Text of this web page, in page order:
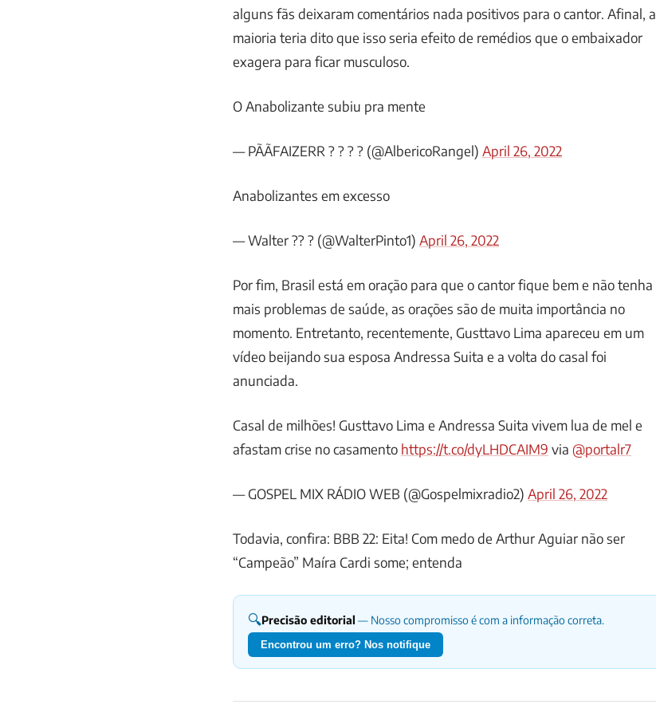
alguns fãs deixaram comentários nada positivos para o cantor. Afinal, a
maioria teria dito que isso seria efeito de remédios que o embaixador
exagera para ficar musculoso.
O Anabolizante subiu pra mente
— PÃÃFAIZERR ? ? ? ? (@AlbericoRangel) April 26, 2022
Anabolizantes em excesso
— Walter ?? ? (@WalterPinto1) April 26, 2022
Por fim, Brasil está em oração para que o cantor fique bem e não tenha
mais problemas de saúde, as orações são de muita importância no
momento. Entretanto, recentemente, Gusttavo Lima apareceu em um
vídeo beijando sua esposa Andressa Suita e a volta do casal foi
anunciada.
Casal de milhões! Gusttavo Lima e Andressa Suita vivem lua de mel e
afastam crise no casamento https://t.co/dyLHDCAIM9 via @portalr7
— GOSPEL MIX RÁDIO WEB (@Gospelmixradio2) April 26, 2022
Todavia, confira: BBB 22: Eita! Com medo de Arthur Aguiar não ser
“Campeão” Maíra Cardi some; entenda
🔍Precisão editorial — Nosso compromisso é com a informação correta.
Encontrou um erro? Nos notifique